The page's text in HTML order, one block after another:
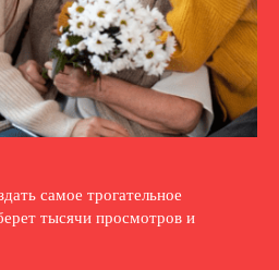
самое трогательное
тысячи просмотров и